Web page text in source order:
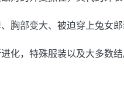
胸部变大、被迫穿上兔女
化，特殊服装以及大多数